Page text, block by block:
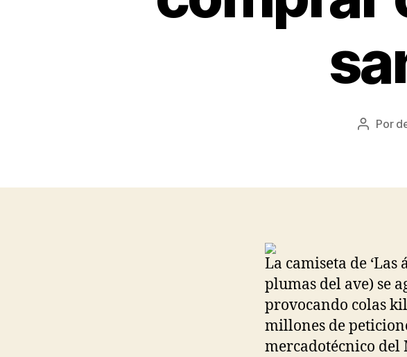
Autor
Por
La camiseta de
plumas del ave) se
provocando colas
millones de
mercadotécnico del